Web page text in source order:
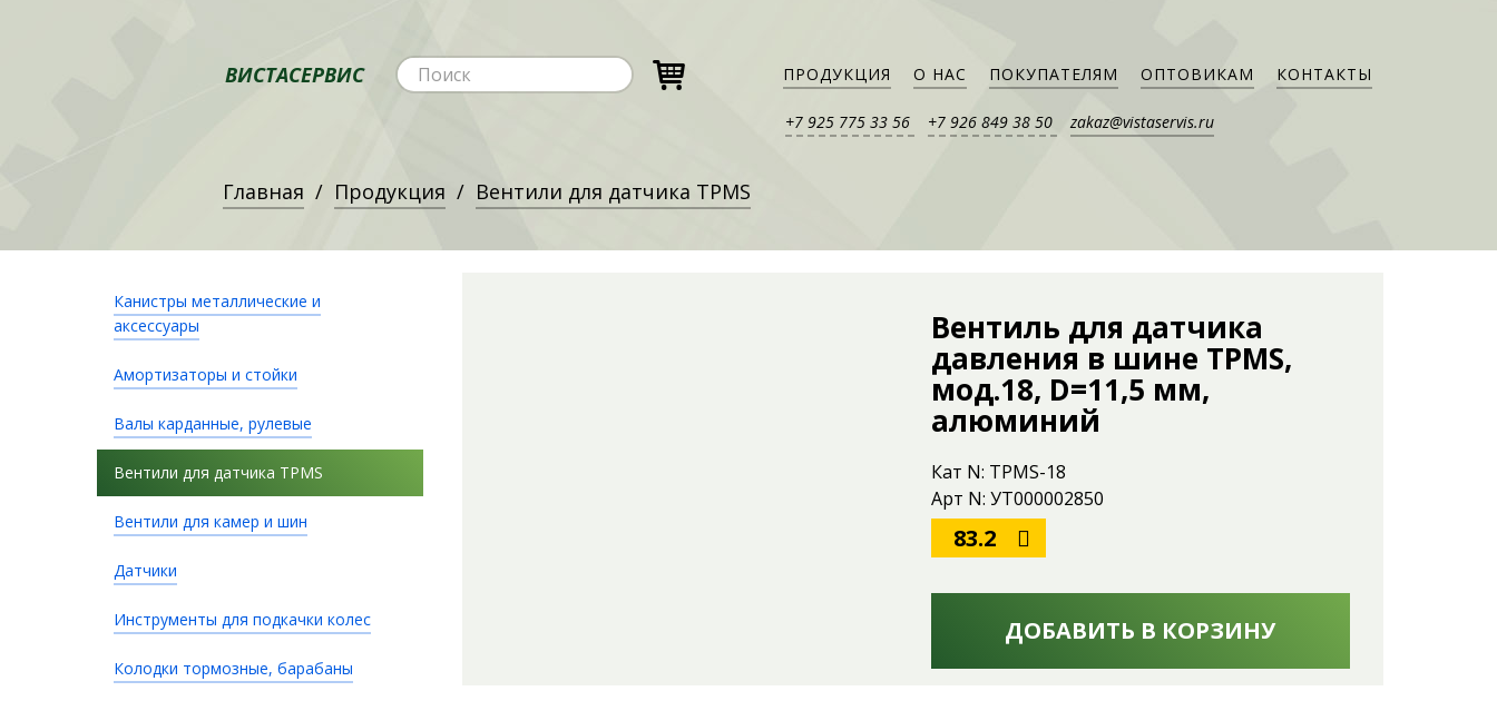
ВИСТАСЕРВИС ПРОДУКЦИЯ О НАС ПОКУПАТЕЛЯМ ОПТОВИКАМ КОНТАКТЫ
+7 925 775 33 56 +7 926 849 38 50 zakaz@vistaservis.ru
Главная Продукция Вентили для датчика TPMS
Канистры металлические и
аксессуары
Амортизаторы и стойки
Валы карданные, рулевые
Вентили для датчика TPMS
Вентили для камер и шин
Датчики
Инструменты для подкачки колес
Колодки тормозные, барабаны
Вентиль для датчика
давления в шине TPMS,
мод.18, D=11,5 мм,
алюминий
Кат N: TPMS-18
Арт N: УТ000002850
83.2
ДОБАВИТЬ В КОРЗИНУ